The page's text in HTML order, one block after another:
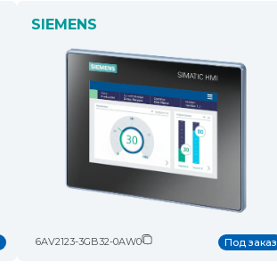
SIEMENS
6AV2123-3GB32-0AW0 Под заказ